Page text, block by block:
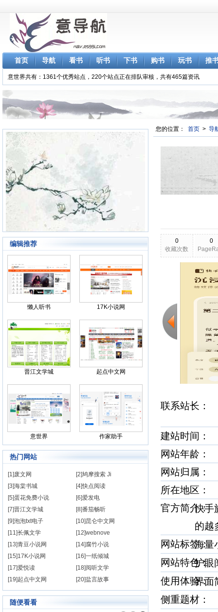
首页 导航 看书 听书 下书 购书 玩书 推
意世界共有：1361个优秀站点，220个站点正在排队审核，共有465篇资讯
编辑推荐
懒人听书 17K小说网
晋江文学城 起点中文网
意世界 作家助手
热门网站
[1]废文网
[2]鸠摩搜索 Ji
[3]海棠书城
[4]快点阅读
[5]蛋花免费小说
[6]爱发电
[7]晋江文学城
[8]番茄畅听
[9]泡泡txt电子
[10]昆仑中文网
[11]长佩文学
[12]webnove
[13]青豆小说网
[14]腐竹小说
[15]17K小说网
[16]一纸倾城
[17]爱悦读
[18]阅听文学
[19]起点中文网
[20]盐言故事
随便看看
您的位置： 首页 > 导
0
收藏次数
0
联系站长
建站时间
网站年龄：
网站归属：
所在地区
官方简介
快手
的
网站标签
海
网站特色
护眼
使用体验
界
侧重题材